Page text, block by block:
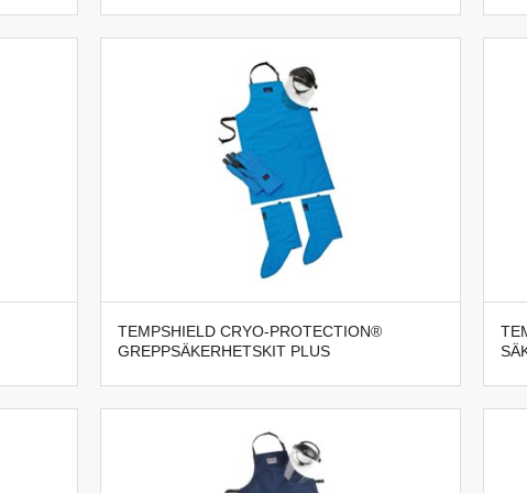
TEMPSHIELD CRYO-PROTECTION®
GREPPSÄKERHETSKIT PLUS